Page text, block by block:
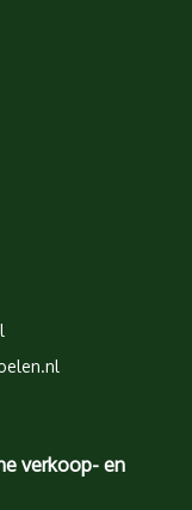
verkoop- en